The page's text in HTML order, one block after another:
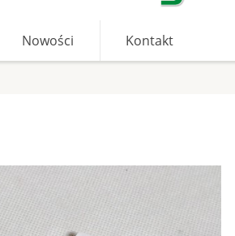
Nowości Kontakt